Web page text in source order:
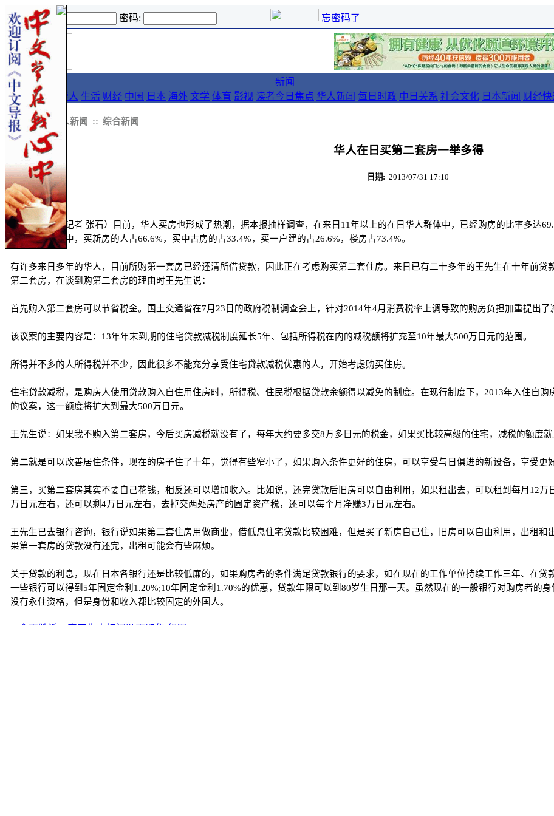
登录名: 密码: 忘密码了
首
页
导报
要闻 论坛 华人 生活 财经 中国 日本 海外 文学 体育 影视 读者
新闻
今日焦点 华人新闻 每日时政 中日关系 社会文化 日本新闻 财经快
::新闻:: 华人新闻 :: 综合新闻
华人在日买第二套房一举多得
日期: 2013/07/31 17:10
中文导报讯（记者 张石）目前，华人买房也形成了热潮，据本报抽样调查，在来日11年以上的在日华人群体中，已经购房的比率多达
房的在日华人中，买新房的人占66.6%，买中古房的占33.4%，买一户建的占26.6%，楼房占73.4%。
有许多来日多年的华人，目前所购第一套房已经还清所借贷款，因此正在考虑购买第二套住房。来日已有二十多年的王先生在十年前
第二套房，在谈到购第二套房的理由时王先生说：
首先购入第二套房可以节省税金。国土交通省在7月23日的政府税制调查会上，针对2014年4月消费税率上调导致的购房负担加重提出了
该议案的主要内容是：13年年末到期的住宅贷款减税制度延长5年、包括所得税在内的减税额将扩充至10年最大500万日元的范围。
所得并不多的人所得税并不少，因此很多不能充分享受住宅贷款减税优惠的人，开始考虑购买住房。
住宅贷款减税，是购房人使用贷款购入自住用住房时，所得税、住民税根据贷款余额得以减免的制度。在现行制度下，2013年入住自
的议案，这一额度将扩大到最大500万日元。
王先生说：如果我不购入第二套房，今后买房减税就没有了，每年大约要多交8万多日元的税金，如果买比较高级的住宅，减税的额度就
第二就是可以改善居住条件，现在的房子住了十年，觉得有些窄小了，如果购入条件更好的住房，可以享受与日俱进的新设备，享受更
第三，买第二套房其实不要自己花钱，相反还可以增加收入。比如说，还完贷款后旧房可以自由利用，如果租出去，可以租到每月12
万日元左右，还可以剩4万日元左右，去掉交两处房产的固定资产税，还可以每个月净赚3万日元左右。
王先生已去银行咨询，银行说如果第二套住房用做商业，借低息住宅贷款比较困难，但是买了新房自己住，旧房可以自由利用，出租
果第一套房的贷款没有还完，出租可能会有些麻烦。
关于贷款的利息，现在日本各银行还是比较低廉的，如果购房者的条件满足贷款银行的要求，如在现在的工作单位持续工作三年、在
一些银行可以得到5年固定金利1.20%;10年固定金利1.70%的优惠，贷款年限可以到80岁生日那一天。虽然现在的一般银行对购房者的
没有永住资格，但是身份和收入都比较固定的外国人。
<< 全面胜诉：实习生人权问题再聚焦(组图)